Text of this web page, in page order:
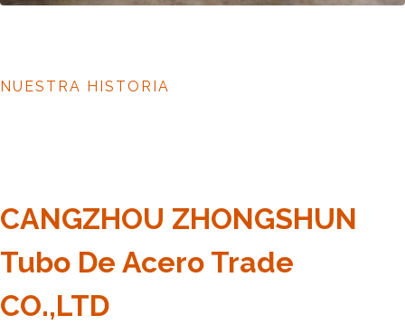
NUESTRA HISTORIA
CANGZHOU ZHONGSHUN
Tubo De Acero Trade
CO.,LTD